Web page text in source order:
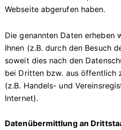
Webseite abgerufen haben.
Die genannten Daten erheben
Ihnen (z.B. durch den Besuch
soweit dies nach den
bei Dritten bzw. aus öffentlich
(z.B. Handels- und
Internet).
Datenübermittlung an